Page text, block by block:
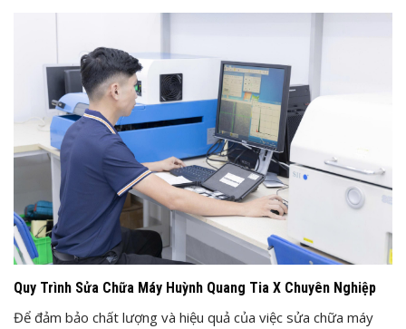
Quy Trình Sửa Chữa Máy Huỳnh Quang Tia X Chuyên Nghiệp
Để đảm bảo chất lượng và hiệu quả của việc sửa chữa máy